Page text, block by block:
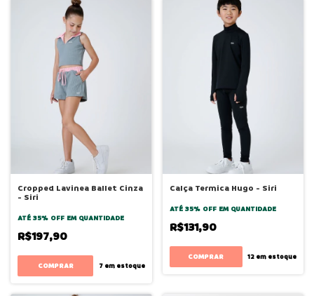
Cropped Lavinea Ballet Cinza
- Siri
ATÉ 35% OFF EM QUANTIDADE
R$197,90
COMPRAR 7em estoque
Calça Termica Hugo - Siri
ATÉ 35% OFF EM QUANTIDADE
R$131,90
COMPRAR 12 em estoque